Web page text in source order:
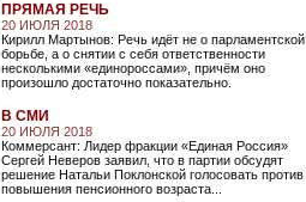
ПРЯМАЯ РЕЧЬ
20 ИЮЛЯ 2018
Кирилл Мартынов: Речь идёт не о парламентской
борьбе, а о снятии с себя ответственности
несколькими «единороссами», причём оно
произошло достаточно показательно.
В СМИ
20 ИЮЛЯ 2018
Коммерсант: Лидер фракции «Единая Россия»
Сергей Неверов заявил, что в партии обсудят
решение Натальи Поклонской голосовать против
повышения пенсионного возраста...